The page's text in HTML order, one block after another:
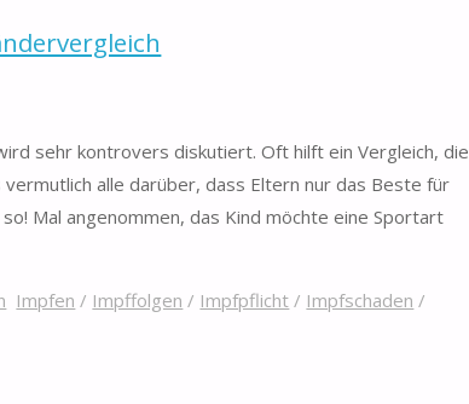
sehr kontrovers diskutiert. Oft hilft ein Vergleich, die
alle darüber, dass Eltern nur das Beste für
Mal angenommen, das Kind möchte eine Sportart
Impfen / Impffolgen / Impfpflicht / Impfschaden /